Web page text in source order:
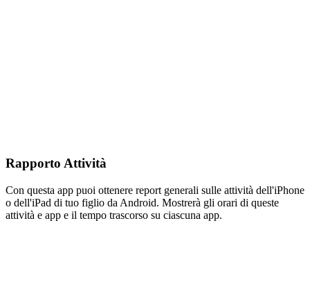
Rapporto Attività
Con questa app puoi ottenere report generali sulle attività dell'iPhone
o dell'iPad di tuo figlio da Android. Mostrerà gli orari di queste
attività e app e il tempo trascorso su ciascuna app.